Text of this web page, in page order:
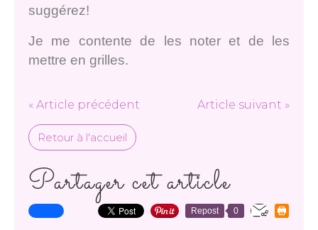
suggérez!
Je me contente de les noter et de les
mettre en grilles.
« Article précédent Article suivant »
Retour à l'accueil
Partager cet article
Repost 0